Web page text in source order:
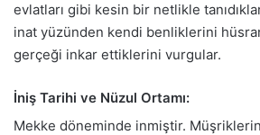
evlatları gibi kesin bir netlikle
inat yüzünden kendi benliklerini
gerçeği inkar ettiklerini vurgular.
İniş Tarihi ve Nüzul Ortamı:
Mekke döneminde inmiştir.